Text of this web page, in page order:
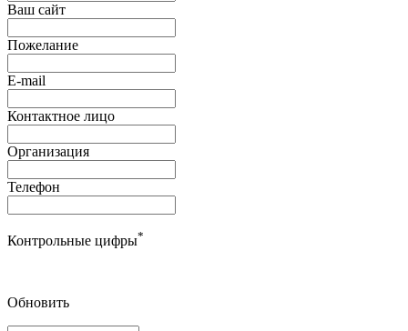
Ваш сайт
Пожелание
E-mail
Контактное лицо
Организация
Телефон
Контрольные цифры*
Обновить